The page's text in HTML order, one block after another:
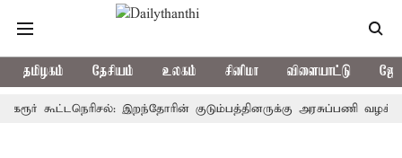
தமிழகம் தேசியம் உலகம் சினிமா விளையாட்டு
கூட்டநெரிசல்: இறந்தோரின் குடும்பத்தினருக்கு அரசுப்பணி வழக்கு;